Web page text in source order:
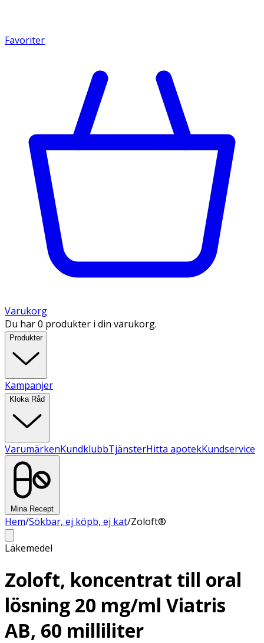
Favoriter
Varukorg
Du har 0 produkter i din varukorg.
Produkter
Kampanjer
Kloka Råd
VarumärkenKundklubbTjänsterHitta apotekKundservice
Mina Recept
Hem/Sökbar, ej köpb, ej kat/Zoloft®
Läkemedel
Zoloft, koncentrat till oral
lösning 20 mg/ml Viatris
AB, 60 milliliter